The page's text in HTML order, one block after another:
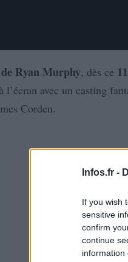
Infos.fr -
If you wish
sensitive
confirm
continue
information
Ryan Murphy, dès ce
l’écran avec un casting
Corden.